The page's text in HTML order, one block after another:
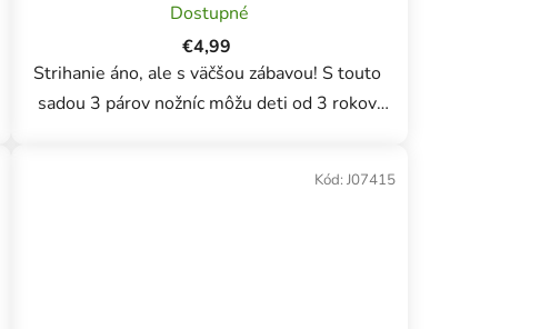
Dostupné
€4,99
Strihanie áno, ale s väčšou zábavou! S touto
sadou 3 párov nožníc môžu deti od 3 rokov
Kód: J07415